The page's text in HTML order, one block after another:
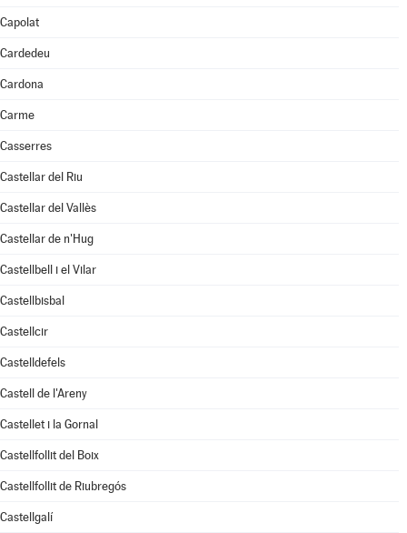
Capolat
Cardedeu
Cardona
Carme
Casserres
Castellar del Riu
Castellar del Vallès
Castellar de n'Hug
Castellbell i el Vilar
Castellbisbal
Castellcir
Castelldefels
Castell de l'Areny
Castellet i la Gornal
Castellfollit del Boix
Castellfollit de Riubregós
Castellgalí